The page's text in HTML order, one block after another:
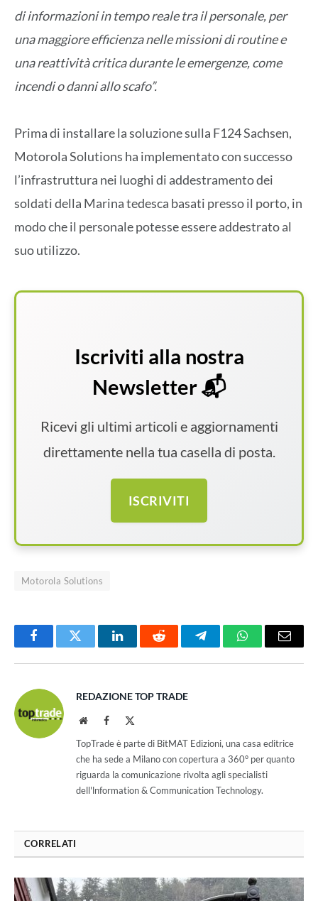
di informazioni in tempo reale tra il personale, per
una maggiore efficienza nelle missioni di routine e
una reattività critica durante le emergenze, come
incendi o danni allo scafo”.
Prima di installare la soluzione sulla F124 Sachsen,
Motorola Solutions ha implementato con successo
l’infrastruttura nei luoghi di addestramento dei
soldati della Marina tedesca basati presso il porto, in
modo che il personale potesse essere addestrato al
suo utilizzo.
Iscriviti alla nostra
Newsletter 📬
Ricevi gli ultimi articoli e aggiornamenti
direttamente nella tua casella di posta.
ISCRIVITI
Motorola Solutions
FacebookTwitter LinkedInReddit TelegramWhatsAppEmail
REDAZIONE TOP TRADE
WebsiteFacebook
TopTrade è parte di BitMAT Edizioni, una casa editrice
che ha sede a Milano con copertura a 360° per quanto
riguarda la comunicazione rivolta agli specialisti
dell'lnformation & Communication Technology.
CORRELATI